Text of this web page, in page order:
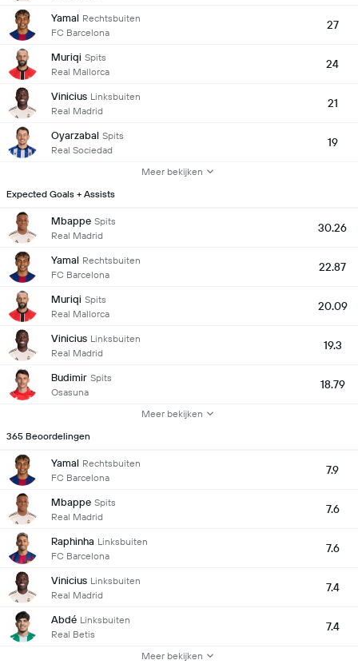
Yamal Rechtsbuiten
FC Barcelona
27
Muriqi Spits
Real Mallorca
24
Vinicius Linksbuiten
Real Madrid
21
Oyarzabal Spits
Real Sociedad
19
Meer bekijken
Expected Goals + Assists
Mbappe Spits
Real Madrid
30.26
Yamal Rechtsbuiten
FC Barcelona
22.87
Muriqi Spits
Real Mallorca
20.09
Vinicius Linksbuiten
Real Madrid
19.3
Budimir Spits
Osasuna
18.79
Meer bekijken
365 Beoordelingen
Yamal Rechtsbuiten
FC Barcelona
7.9
Mbappe Spits
Real Madrid
7.6
Raphinha Linksbuiten
FC Barcelona
7.6
Vinicius Linksbuiten
Real Madrid
7.4
Abdé Linksbuiten
Real Betis
7.4
Meer bekijken